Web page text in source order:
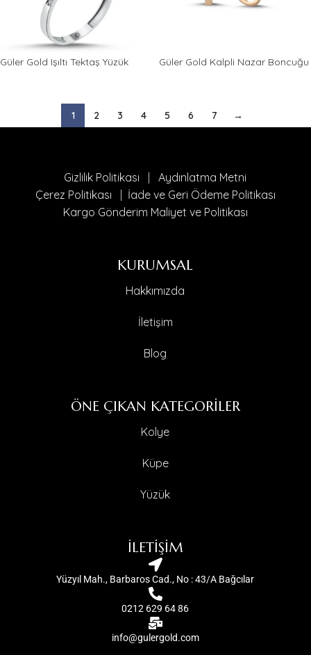
Güler Gold Işıltı Tektaş Yüzük
Güler Gold Kalpli Nazar Boncuğu
1 2 3 4 5 6 7 →
Gizlilik Politikası |Aydınlatma Metni
Çerez Politikası
İade ve Geri Ödeme Politikası
Kargo Gönderim Maliyet ve Politikası
KURUMSAL
Hakkımızda
İletişim
Blog
ÖNE ÇIKAN KATEGORİLER
Kolye
Küpe
Yüzük
İLETİŞİM
Yüzyıl Mah., Barbaros Cad., No : 43/A Bağcılar
0212 629 64 86
info@gulergold.com